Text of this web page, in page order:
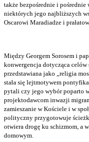
także bezpośrednie i pośrednie
niektórych jego najbliższych
Oscarowi Maradiadze i
Między Georgem Sorosem i
konwergencja dotycząca
przedstawiana jako „religia
stała się lejtmotywem
pytali czy jego wybór poparto
projektodawcom inwazji
zamieszanie w Kościele i w
polityczny przygotowuje
otwiera drogę ku schizmom, a
domowym.